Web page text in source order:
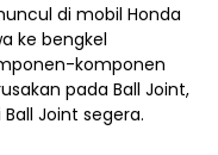
di mobil Honda
ke bengkel
komponen
pada Ball Joint,
Joint segera.